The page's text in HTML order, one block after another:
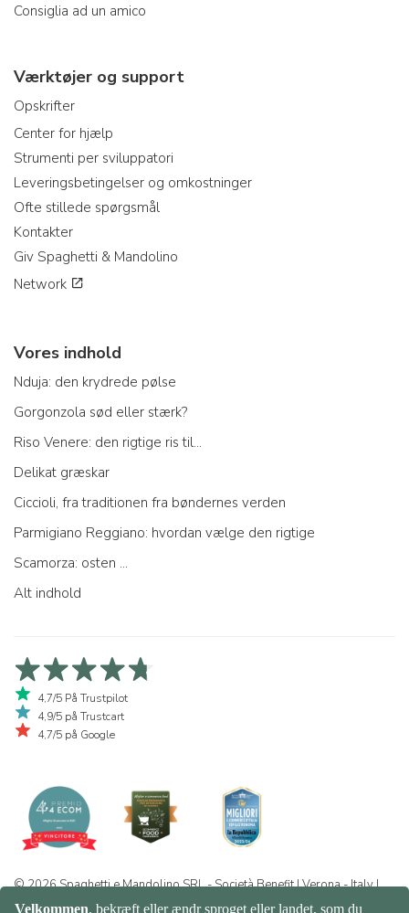
Consiglia ad un amico
Værktøjer og support
Opskrifter
Center for hjælp
Strumenti per sviluppatori
Leveringsbetingelser og omkostninger
Ofte stillede spørgsmål
Kontakter
Giv Spaghetti & Mandolino
Network
Vores indhold
Nduja: den krydrede pølse
Gorgonzola sød eller stærk?
Riso Venere: den rigtige ris til...
Delikat græskar
Ciccioli, fra traditionen fra bøndernes verden
Parmigiano Reggiano: hvordan vælge den rigtige
Scamorza: osten ...
Alt indhold
4,7/5 På Trustpilot
4,9/5 på Trustcart
4,7/5 på Google
© 2026 Spaghetti e Mandolino SRL - Società Benefit | Verona - Italy |
+39 351 865 9444 | P.I. IT04913730232 | Certificazione BIO: IT-BIO-